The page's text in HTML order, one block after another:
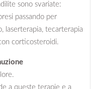
sono svariate:
passando per
laserterapia, tecarterapia
corticosteroidi.
a queste terapie e a